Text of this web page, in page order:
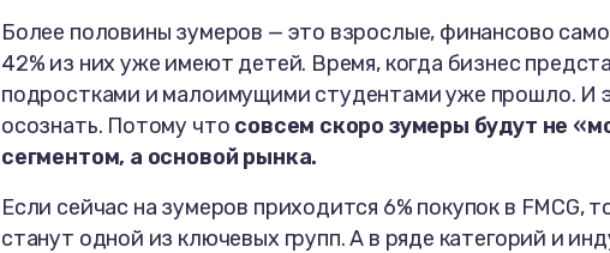
Более половины зумеров — это взрослые, финансово
42% из них уже имеют детей. Время, когда бизнес
подростками и малоимущими студентами уже прошло. И
осознать. Потому что совсем скоро зумеры будут не
сегментом, а основой рынка.
Если сейчас на зумеров приходится 6% покупок в FMCG,
станут одной из ключевых групп. А в ряде категорий и